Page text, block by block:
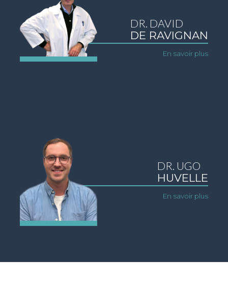
DR. DAVID
DE RAVIGNAN
En savoir plus
DR. UGO
HUVELLE
En savoir plus